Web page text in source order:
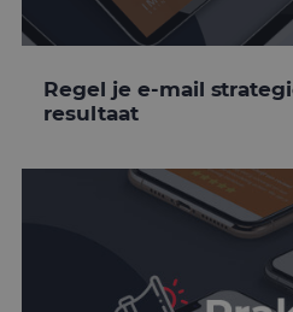
Regel je e-mail
resultaat